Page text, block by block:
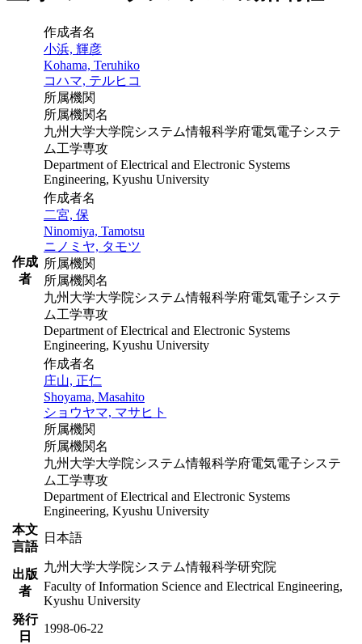
作成
者
作成者名
小浜, 輝彦
Kohama, Teruhiko
コハマ, テルヒコ
所属機関
所属機関名
九州大学大学院システム情報科学府電気電子システ
ム工学専攻
Department of Electrical and Electronic Systems
Engineering, Kyushu University
作成者名
二宮, 保
Ninomiya, Tamotsu
ニノミヤ, タモツ
所属機関
所属機関名
九州大学大学院システム情報科学府電気電子システ
ム工学専攻
Department of Electrical and Electronic Systems
Engineering, Kyushu University
作成者名
庄山, 正仁
Shoyama, Masahito
ショウヤマ, マサヒト
所属機関
所属機関名
九州大学大学院システム情報科学府電気電子システ
ム工学専攻
Department of Electrical and Electronic Systems
Engineering, Kyushu University
本文
言語
日本語
出版
者
九州大学大学院システム情報科学研究院
Faculty of Information Science and Electrical Engineering,
Kyushu University
発行
日
1998-06-22